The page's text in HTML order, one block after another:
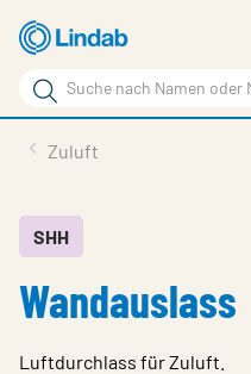
Zum
Hauptinhalt
springen
Suchbegriff
Seite
durchsuchen
Wissen & Service
Inspiration
Zuluft
SHH
Wandauslass
Luftdurchlass für Zuluft.